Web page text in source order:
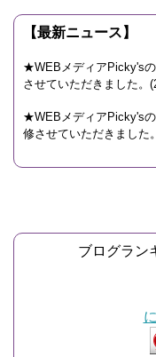
【最新ニュース】
★WEBメディアPicky's
させていただきました。
★WEBメディアPicky's
修させていただきました
ブログラン